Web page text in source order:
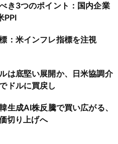
き3つのポイント：国内企業
PPI
：米インフレ指標を注視
は底堅い展開か、日米協調介
ドルに買戻し
生成AI株反騰で買い広がる、
切り上げへ